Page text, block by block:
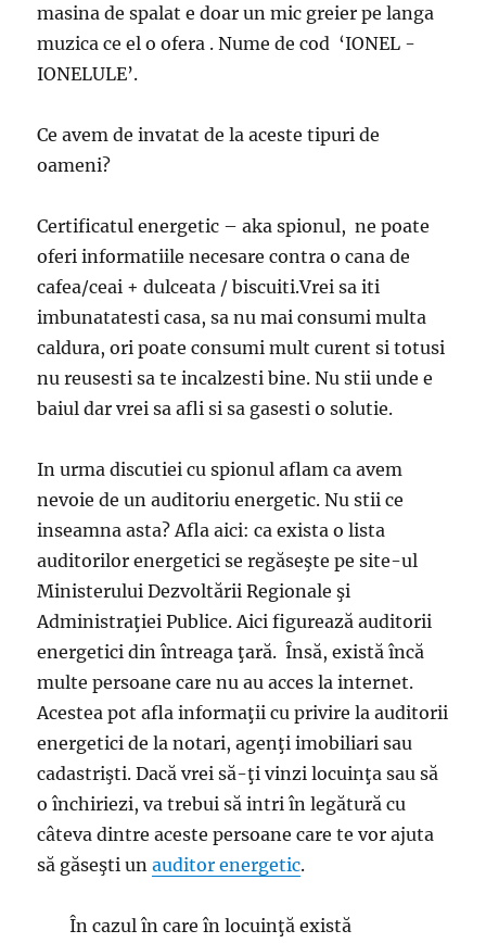
masina de spalat e doar un mic greier pe langa
muzica ce el o ofera . Nume de cod ‘IONEL -
IONELULE’.
Ce avem de invatat de la aceste tipuri de
oameni?
Certificatul energetic – aka spionul, ne poate
oferi informatiile necesare contra o cana de
cafea/ceai + dulceata / biscuiti.Vrei sa iti
imbunatatesti casa, sa nu mai consumi multa
caldura, ori poate consumi mult curent si totusi
nu reusesti sa te incalzesti bine. Nu stii unde e
baiul dar vrei sa afli si sa gasesti o solutie.
In urma discutiei cu spionul aflam ca avem
nevoie de un auditoriu energetic. Nu stii ce
inseamna asta? Afla aici: ca exista o lista
auditorilor energetici se regăseşte pe site-ul
Ministerului Dezvoltării Regionale şi
Administraţiei Publice. Aici figurează auditorii
energetici din întreaga ţară. Însă, există încă
multe persoane care nu au acces la internet.
Acestea pot afla informaţii cu privire la auditorii
energetici de la notari, agenţi imobiliari sau
cadastrişti. Dacă vrei să-ţi vinzi locuinţa sau să
o închiriezi, va trebui să intri în legătură cu
câteva dintre aceste persoane care te vor ajuta
să găseşti unauditor energetic.
În cazul în care în locuinţă există